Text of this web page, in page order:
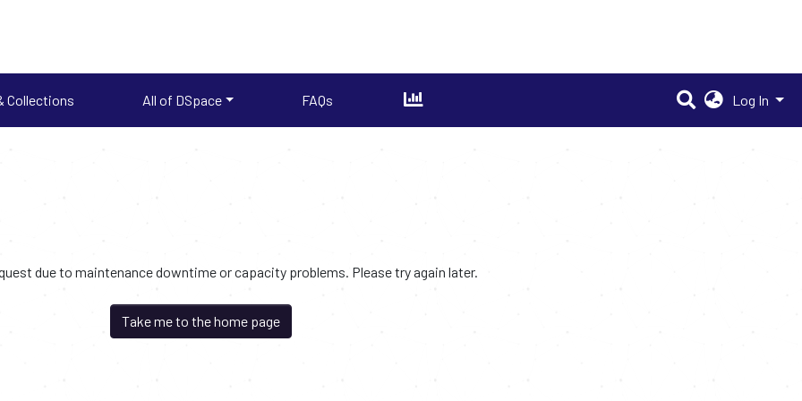
Collections All of DSpace FAQs Log In
due to maintenance downtime or capacity problems. Please try again later.
Take me to the home page